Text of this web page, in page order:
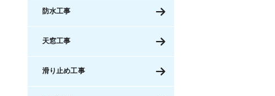
防水工事
天窓工事
滑り止め工事